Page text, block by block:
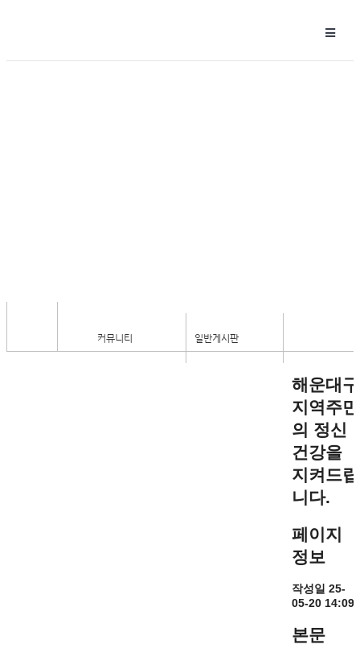
커뮤니티 일반게시판
해운대구
지역주민
의 정신
건강을
지켜드립
니다.
페이지
정보
작성일 25-
05-20 14:09
본문